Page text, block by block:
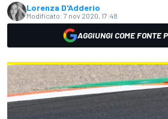
Lorenza D'Adderio
Modificato: 7 nov 2020, 17:48
AGGIUNGI COME FONTE